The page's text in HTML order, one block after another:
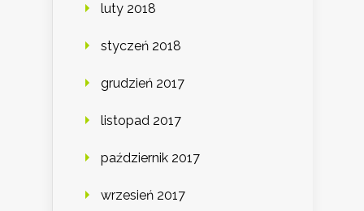
luty 2018
styczeń 2018
grudzień 2017
listopad 2017
październik 2017
wrzesień 2017